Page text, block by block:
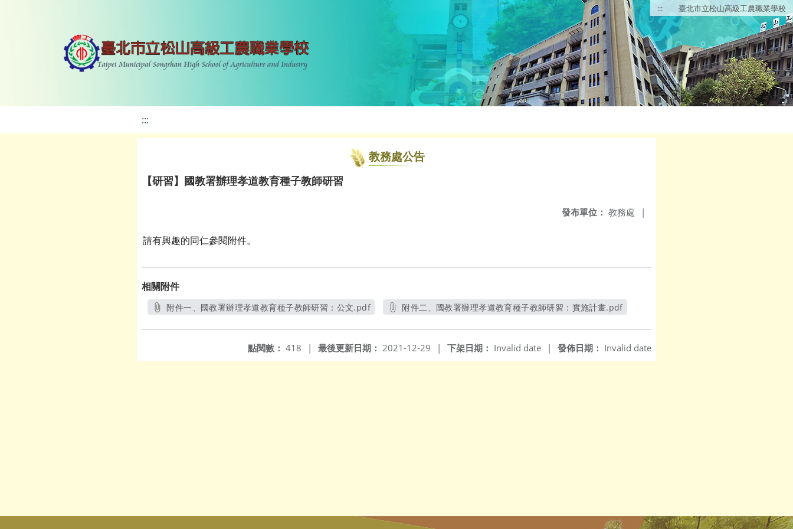
::: 臺北市立松山高級工農職業學校
:::
教務處公告
【研習】國教署辦理孝道教育種子教師研習
發布單位： 教務處 |
請有興趣的同仁參閱附件。
相關附件
附件一、國教署辦理孝道教育種子教師研習：公文.pdf
附件二、國教署辦理孝道教育種子教師研習：實施計畫.pdf
發佈日期： Invalid date
下架日期： Invalid date |
最後更新日期： 2021-12-29 |
點閱數： 418 |